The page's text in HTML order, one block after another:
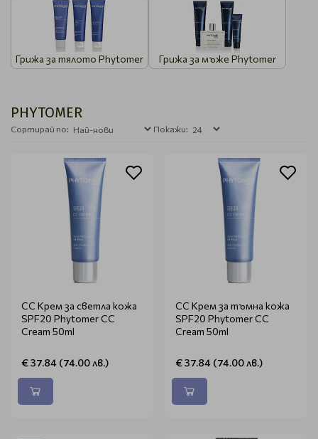
Грижа за тялото Phytomer Грижа за мъже Phytomer
PHYTOMER
Сортирай по: Покажи:
CC Крем за светла кожа
SPF20 Phytomer CC
Cream 50ml
€ 37.84 (74.00 лв.)
CC Крем за тъмна кожа
SPF20 Phytomer CC
Cream 50ml
€ 37.84 (74.00 лв.)